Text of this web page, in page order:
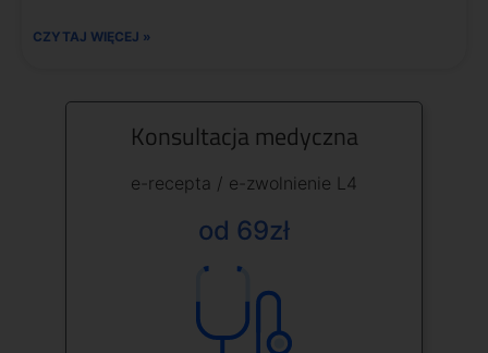
CZYTAJ WIĘCEJ »
Konsultacja specjalistyczna
Analiza badań diagnostycznych
od 169zł